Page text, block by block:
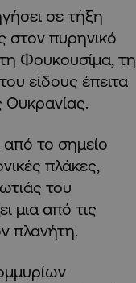
σε τήξη
στον πυρηνικό
Φουκουσίμα, τη
είδους έπειτα
Ουκρανίας.
το σημείο
πλάκες,
του
μια από τις
πλανήτη.